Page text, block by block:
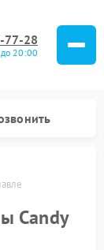
77-28
20:00
Candy